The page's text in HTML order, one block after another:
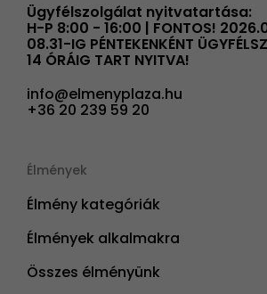
Ügyfélszolgálat nyitvatartása:
H-P 8:00 - 16:00 | FONTOS!
08.31-IG PÉNTEKENKÉNT
14 ÓRÁIG TART NYITVA!
info@elmenyplaza.hu
+36 20 239 59 20
Élmények
Élmény kategóriák
Élmények alkalmakra
Összes élményünk